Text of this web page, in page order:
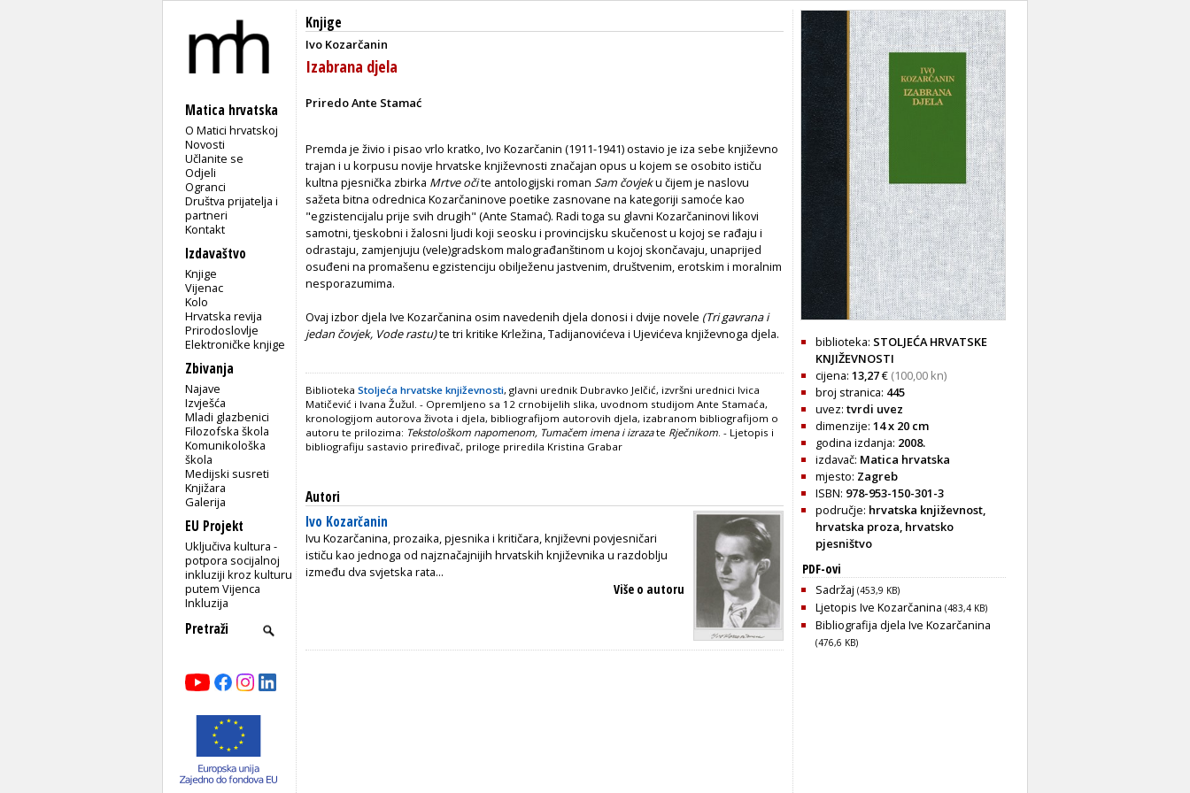
Matica hrvatska
O Matici hrvatskoj
Novosti
Učlanite se
Odjeli
Ogranci
Društva prijatelja i
partneri
Kontakt
Izdavaštvo
Knjige
Vijenac
Kolo
Hrvatska revija
Prirodoslovlje
Elektroničke knjige
Zbivanja
Najave
Izvješća
Mladi glazbenici
Filozofska škola
Komunikološka
škola
Medijski susreti
Knjižara
Galerija
EU Projekt
Uključiva kultura -
potpora socijalnoj
inkluziji kroz kulturu
putem Vijenca
Inkluzija
Knjige
Ivo Kozarčanin
Izabrana djela
Priredo Ante Stamać
Premda je živio i pisao vrlo kratko, Ivo Kozarčanin (1911-1941) ostavio je iza sebe književno
trajan i u korpusu novije hrvatske književnosti značajan opus u kojem se osobito ističu
kultna pjesnička zbirka Mrtve očite antologijski roman Sam čovjeku čijem je naslovu
sažeta bitna odrednica Kozarčaninove poetike zasnovane na kategoriji samoće kao
"egzistencijalu prije svih drugih" (Ante Stamać). Radi toga su glavni Kozarčaninovi likovi
samotni, tjeskobni i žalosni ljudi koji seosku i provincijsku skučenost u kojoj se rađaju i
odrastaju, zamjenjuju (vele)gradskom malograđanštinom u kojoj skončavaju, unaprijed
osuđeni na promašenu egzistenciju obilježenu jastvenim, društvenim, erotskim i moralnim
nesporazumima.
Ovaj izbor djela Ive Kozarčanina osim navedenih djela donosi i dvije novele (Tri gavrana i
jedan čovjek, Vode rastu)te tri kritike Krležina, Tadijanovićeva i Ujevićeva književnoga djela.
Biblioteka Stoljeća hrvatske književnosti, glavni urednik Dubravko Jelčić, izvršni urednici Ivica
Matičević i Ivana Žužul. - Opremljeno sa 12 crnobijelih slika, uvodnom studijom Ante Stamaća,
kronologijom autorova života i djela, bibliografijom autorovih djela, izabranom bibliografijom o
autoru te prilozima: Tekstološkom napomenom, Tumačem imena i izrazate Rječnikom. - Ljetopis i
bibliografiju sastavio priređivač, priloge priredila Kristina Grabar
Autori
Ivo Kozarčanin
Ivu Kozarčanina, prozaika, pjesnika i kritičara, književni povjesničari
ističu kao jednoga od najznačajnijih hrvatskih književnika u razdoblju
između dva svjetska rata...
Više o autoru
biblioteka: STOLJEĆA HRVATSKE
KNJIŽEVNOSTI
cijena: 13,27€ (100,00 kn)
broj stranica: 445
uvez: tvrdi uvez
dimenzije: 14 x 20 cm
godina izdanja: 2008.
izdavač: Matica hrvatska
mjesto: Zagreb
ISBN: 978-953-150-301-3
područje: hrvatska književnost,
hrvatska proza, hrvatsko
pjesništvo
PDF-ovi
Sadržaj (453,9 KB)
Ljetopis Ive Kozarčanina (483,4 KB)
Bibliografija djela Ive Kozarčanina
(476,6 KB)